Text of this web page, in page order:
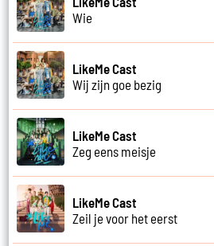
Wie
LikeMe Cast
Wij zijn goe bezig
LikeMe Cast
Zeg eens meisje
LikeMe Cast
Zeil je voor het eerst